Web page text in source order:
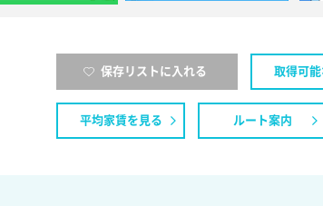
保存リストに入れる 取得可
平均家賃を見る ルート案内